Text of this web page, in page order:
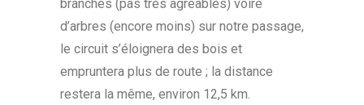
branches (pas très agréables) voire
d’arbres (encore moins) sur notre passage,
le circuit s’éloignera des bois et
empruntera plus de route ; la distance
restera la même, environ 12,5 km.